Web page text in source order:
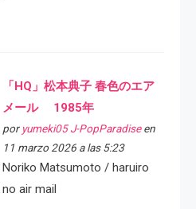
「HQ」松本典子 春色のエア
メール 1985年
por yumeki05 J-PopParadiseen
11 marzo 2026 a las 5:23
Noriko Matsumoto / haruiro
no air mail